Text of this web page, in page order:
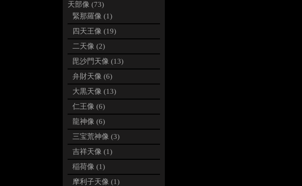
天部像 (73)
緊那羅像 (1)
四天王像 (19)
二天像 (2)
毘沙門天像 (13)
弁財天像 (6)
大黒天像 (13)
仁王像 (6)
龍神像 (6)
三宝荒神像 (3)
吉祥天像 (1)
稲荷像 (1)
摩利子天像 (1)